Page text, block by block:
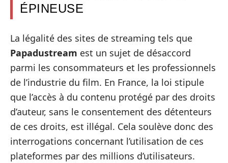
ÉPINEUSE
La légalité des sites de streaming tels que
Papadustream est un sujet de désaccord
parmi les consommateurs et les professionnels
de l’industrie du film. En France, la loi stipule
que l’accès à du contenu protégé par des droits
d’auteur, sans le consentement des détenteurs
de ces droits, est illégal. Cela soulève donc des
interrogations concernant l’utilisation de ces
plateformes par des millions d’utilisateurs.